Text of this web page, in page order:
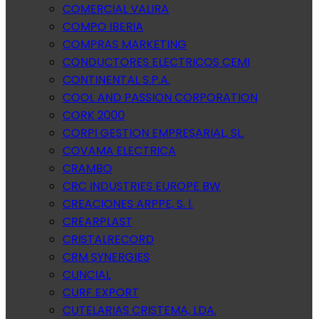
COMERCIAL VALIRA
COMPO IBERIA
COMPRAS MARKETING
CONDUCTORES ELECTRICOS CEMI
CONTINENTAL S.P.A.
COOL AND PASSION CORPORATION
CORK 2000
CORPI GESTION EMPRESARIAL, SL.
COVAMA ELECTRICA
CRAMBO
CRC INDUSTRIES EUROPE BW
CREACIONES ARPPE, S. l.
CREARPLAST
CRISTALRECORD
CRM SYNERGIES
CUNCIAL
CURF EXPORT
CUTELARIAS CRISTEMA, LDA.